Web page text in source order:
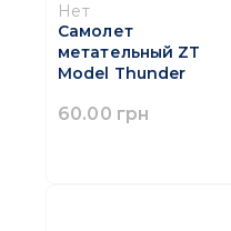
Нет
Самолет
метательный ZT
Model Thunder
60.00 грн